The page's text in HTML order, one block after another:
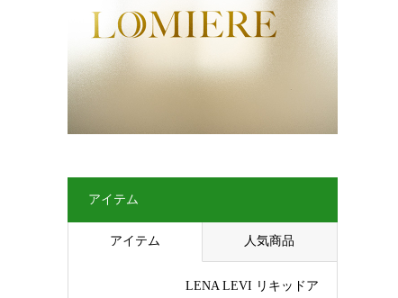
アイテム
アイテム 人気商品
LENA LEVI リキッドア